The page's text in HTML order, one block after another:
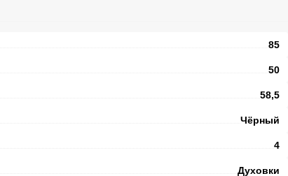
85
50
58,5
Чёрный
4
Духовки